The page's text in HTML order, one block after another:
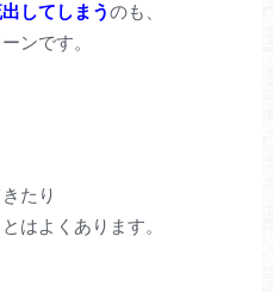
してしまうのも、
ンです。
たり
はよくあります。